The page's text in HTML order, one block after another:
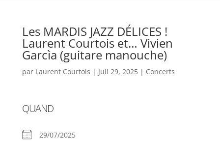
Les MARDIS JAZZ DÉLICES !
Laurent Courtois et… Vivien
Garcìa (guitare manouche)
par Laurent Courtois | Juil 29, 2025| Concerts
QUAND
29/07/2025